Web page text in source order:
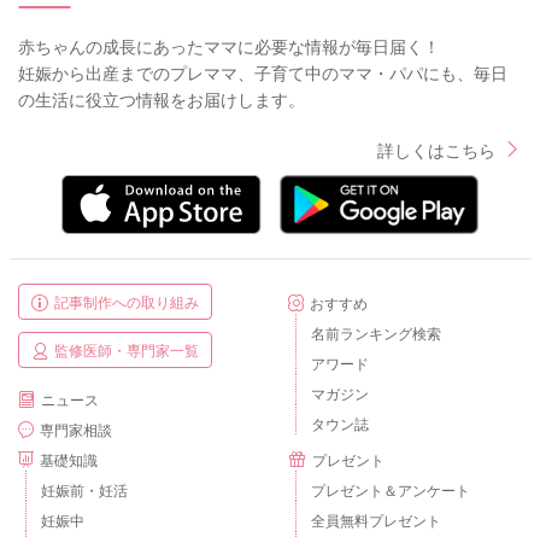
赤ちゃんの成長にあったママに必要な情報が毎日届く！
妊娠から出産までのプレママ、子育て中のママ・パパにも、毎日
の生活に役立つ情報をお届けします。
詳しくはこちら
記事制作への取り組み
監修医師・専門家一覧
ニュース
専門家相談
基礎知識
妊娠前・妊活
妊娠中
おすすめ
名前ランキング検索
アワード
マガジン
タウン誌
プレゼント
プレゼント＆アンケート
全員無料プレゼント